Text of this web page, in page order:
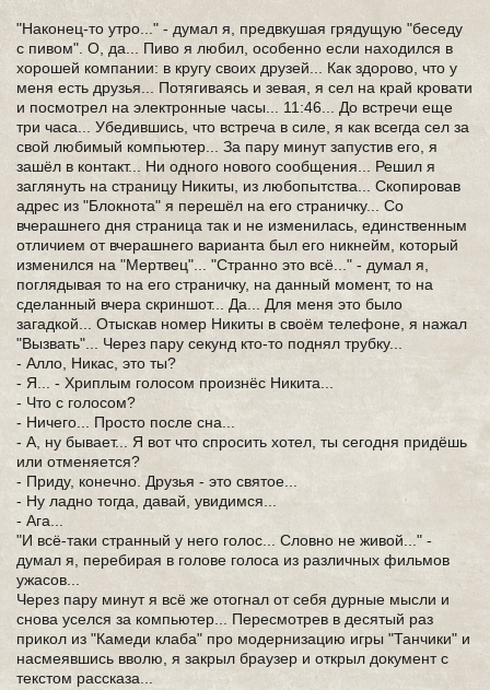
"Наконец-то утро..." - думал я, предвкушая грядущую "беседу
с пивом". О, да... Пиво я любил, особенно если находился в
хорошей компании: в кругу своих друзей... Как здорово, что у
меня есть друзья... Потягиваясь и зевая, я сел на край кровати
и посмотрел на электронные часы... 11:46... До встречи еще
три часа... Убедившись, что встреча в силе, я как всегда сел за
свой любимый компьютер... За пару минут запустив его, я
зашёл в контакт... Ни одного нового сообщения... Решил я
заглянуть на страницу Никиты, из любопытства... Скопировав
адрес из "Блокнота" я перешёл на его страничку... Со
вчерашнего дня страница так и не изменилась, единственным
отличием от вчерашнего варианта был его никнейм, который
изменился на "Мертвец"... "Странно это всё..." - думал я,
поглядывая то на его страничку, на данный момент, то на
сделанный вчера скриншот... Да... Для меня это было
загадкой... Отыскав номер Никиты в своём телефоне, я нажал
"Вызвать"... Через пару секунд кто-то поднял трубку...
- Алло, Никас, это ты?
- Я... - Хриплым голосом произнёс Никита...
- Что с голосом?
- Ничего... Просто после сна...
- А, ну бывает... Я вот что спросить хотел, ты сегодня придёшь
или отменяется?
- Приду, конечно. Друзья - это святое...
- Ну ладно тогда, давай, увидимся...
- Ага...
"И всё-таки странный у него голос... Словно не живой..." -
думал я, перебирая в голове голоса из различных фильмов
ужасов...
Через пару минут я всё же отогнал от себя дурные мысли и
снова уселся за компьютер... Пересмотрев в десятый раз
прикол из "Камеди клаба" про модернизацию игры "Танчики" и
насмеявшись вволю, я закрыл браузер и открыл документ с
текстом рассказа...